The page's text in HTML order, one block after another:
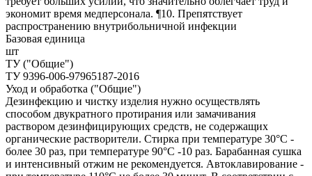
экономит время медперсонала. ¶10. Препятствует
распространению внутрибольничной инфекции
Базовая единица
шт
ТУ ("Общие")
ТУ 9396-006-97965187-2016
Уход и обработка ("Общие")
Дезинфекцию и чистку изделия нужно осуществлять
способом двукратного протирания или замачивания
раствором дезинфицирующих средств, не содержащих
органические растворители. Стирка при температуре 30°С -
более 30 раз, при температуре 90°С -10 раз. Барабанная сушка
и интенсивный отжим не рекомендуется. Автоклавирование -